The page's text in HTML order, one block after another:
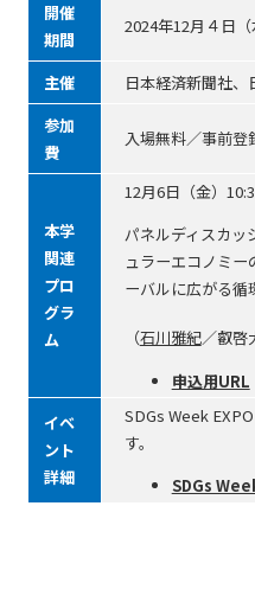
開催
期間
2024年12月４日
主催
日本経済新聞社、
参加
費
入場無料／事前登
本学
関連
プロ
グラ
ム
12月6日（金）
パネルディスカッ
ュラーエコノミ
ーバルに広がる循
（石川雅紀／叡啓
申込用URL
イベ
ント
詳細
SDGs Week
す。
SDGs